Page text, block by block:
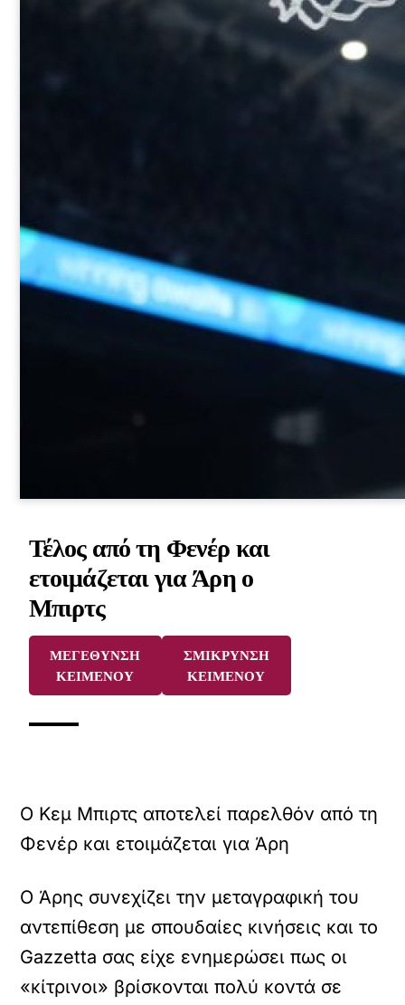
Τέλος από τη Φενέρ και
ετοιμάζεται για Άρη ο
Μπιρτς
ΜΕΓΕΘΥΝΣΗ
ΚΕΙΜΕΝΟΥ
ΣΜΙΚΡΥΝΣΗ
ΚΕΙΜΕΝΟΥ
O Kεμ Μπιρτς αποτελεί παρελθόν από τη
Φενέρ και ετοιμάζεται για Άρη
Ο Άρης συνεχίζει την μεταγραφική του
αντεπίθεση με σπουδαίες κινήσεις και το
Gazzetta σας είχε ενημερώσει πως οι
«κίτρινοι» βρίσκονται πολύ κοντά σε